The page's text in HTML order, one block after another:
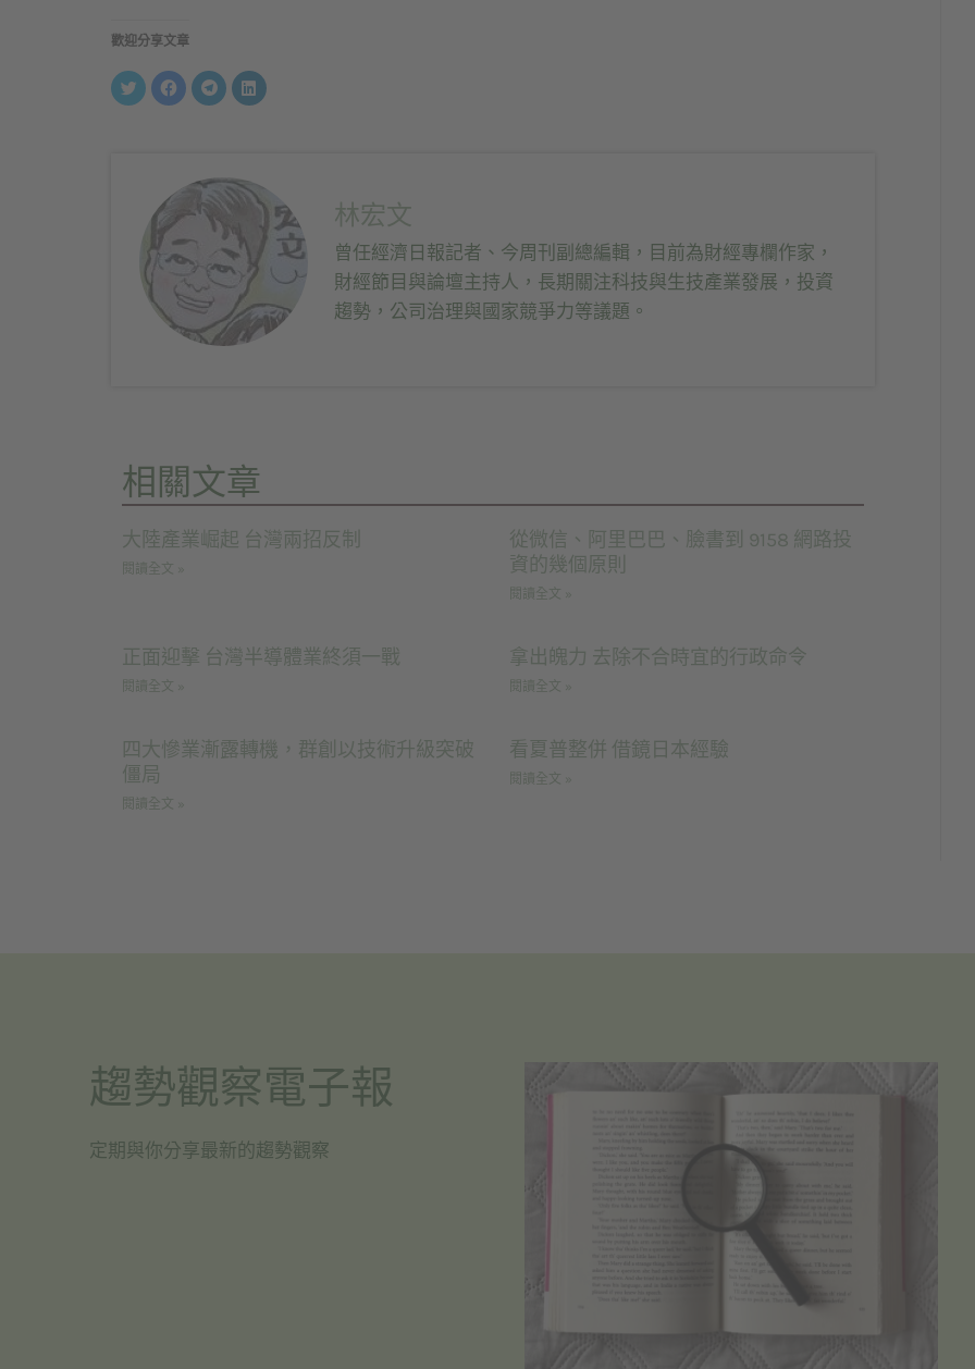
歡迎分享文章
分
享
按
一
Facebook(在
新
窗
開
啟)
按
一
Telegram(在
新
中
開
啟)
分
享
開
啟) 林宏文
曾任經濟日報記者、今周刊副總編輯，目前為財經專欄作家，
財經節目與論壇主持人，長期關注科技與生技產業發展，投資
趨勢，公司治理與國家競爭力等議題。
相關文章
大陸產業崛起 台灣兩招反制
閱讀全文 »
從微信、阿里巴巴、臉書到 9158 網路投
資的幾個原則
閱讀全文 »
正面迎擊 台灣半導體業終須一戰
閱讀全文 »
拿出魄力 去除不合時宜的行政命令
閱讀全文 »
四大慘業漸露轉機，群創以技術升級突破
僵局
閱讀全文 »
看夏普整併 借鏡日本經驗
閱讀全文 »
趨勢觀察電子報
定期與你分享最新的趨勢觀察